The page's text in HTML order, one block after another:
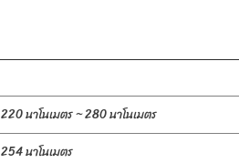
220 นาโนเมตร ~ 280 นาโนเมตร
254 นาโนเมตร